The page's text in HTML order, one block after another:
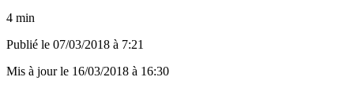
4 min
Publié le 07/03/2018 à 7:21
Mis à jour le 16/03/2018 à 16:30